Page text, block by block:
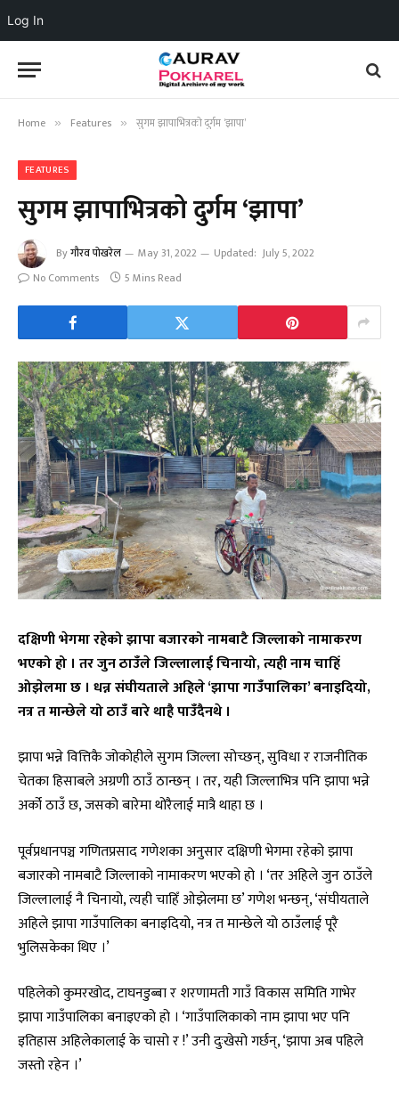
Log In
Home » Features » सुगम झापाभित्रको दुर्गम ‘झापा’
FEATURES
सुगम झापाभित्रको दुर्गम ‘झापा’
Byगौरव पोखरेल May 31, 2022 Updated: July 5, 2022
No Comments
5 Mins Read
दक्षिणी भेगमा रहेको झापा बजारको नामबाटै जिल्लाको नामाकरण
भएको हो । तर जुन ठाउँले जिल्लालाई चिनायो, त्यही नाम चाहिँ
ओझेलमा छ । धन्न संघीयताले अहिले ‘झापा गाउँपालिका’ बनाइदियो,
नत्र त मान्छेले यो ठाउँ बारे थाहै पाउँदैनथे ।
झापा भन्ने वित्तिकै जोकोहीले सुगम जिल्ला सोच्छन्, सुविधा र राजनीतिक
चेतका हिसाबले अग्रणी ठाउँ ठान्छन् । तर, यही जिल्लाभित्र पनि झापा भन्ने
अर्को ठाउँ छ, जसको बारेमा थोरैलाई मात्रै थाहा छ ।
पूर्वप्रधानपञ्च गणितप्रसाद गणेशका अनुसार दक्षिणी भेगमा रहेको झापा
बजारको नामबाटै जिल्लाको नामाकरण भएको हो । ‘तर अहिले जुन ठाउँले
जिल्लालाई नै चिनायो, त्यही चाहिँ ओझेलमा छ’ गणेश भन्छन्, ‘संघीयताले
अहिले झापा गाउँपालिका बनाइदियो, नत्र त मान्छेले यो ठाउँलाई पूरै
भुलिसकेका थिए ।’
पहिलेको कुमरखोद, टाघनडुब्बा र शरणामती गाउँ विकास समिति गाभेर
झापा गाउँपालिका बनाइएको हो । ‘गाउँपालिकाको नाम झापा भए पनि
इतिहास अहिलेकालाई के चासो र !’ उनी दुःखेसो गर्छन्, ‘झापा अब पहिले
जस्तो रहेन ।’